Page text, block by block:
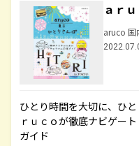
ａｒ
aruco 国
ひとり時間を大切に、ひ
ｒｕｃｏが徹底ナビゲー
ガイド